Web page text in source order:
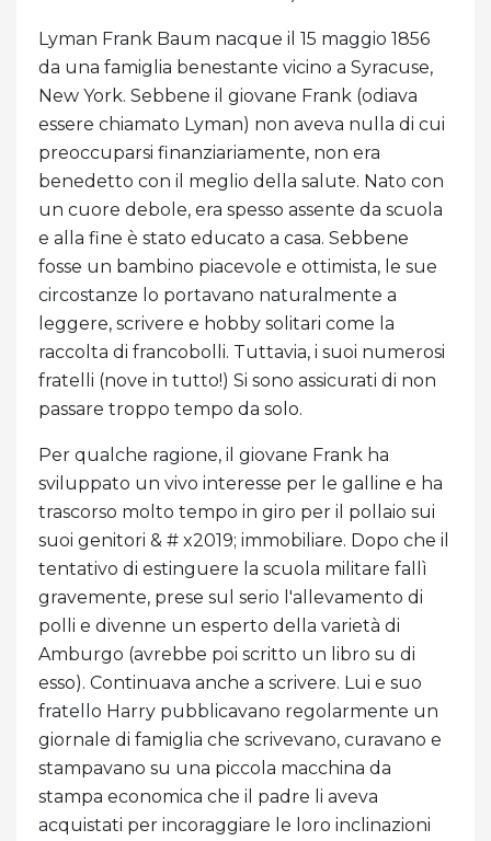
Lyman Frank Baum nacque il 15 maggio 1856
da una famiglia benestante vicino a Syracuse,
New York. Sebbene il giovane Frank (odiava
essere chiamato Lyman) non aveva nulla di cui
preoccuparsi finanziariamente, non era
benedetto con il meglio della salute. Nato con
un cuore debole, era spesso assente da scuola
e alla fine è stato educato a casa. Sebbene
fosse un bambino piacevole e ottimista, le sue
circostanze lo portavano naturalmente a
leggere, scrivere e hobby solitari come la
raccolta di francobolli. Tuttavia, i suoi numerosi
fratelli (nove in tutto!) Si sono assicurati di non
passare troppo tempo da solo.
Per qualche ragione, il giovane Frank ha
sviluppato un vivo interesse per le galline e ha
trascorso molto tempo in giro per il pollaio sui
suoi genitori & # x2019; immobiliare. Dopo che il
tentativo di estinguere la scuola militare fallì
gravemente, prese sul serio l'allevamento di
polli e divenne un esperto della varietà di
Amburgo (avrebbe poi scritto un libro su di
esso). Continuava anche a scrivere. Lui e suo
fratello Harry pubblicavano regolarmente un
giornale di famiglia che scrivevano, curavano e
stampavano su una piccola macchina da
stampa economica che il padre li aveva
acquistati per incoraggiare le loro inclinazioni